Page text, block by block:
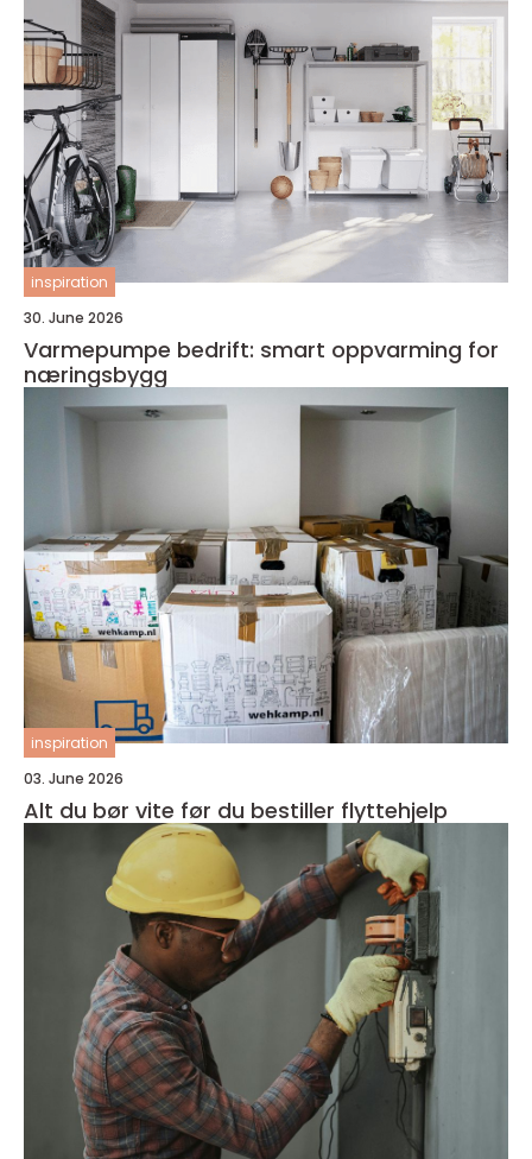
inspiration
30. June 2026
Varmepumpe bedrift: smart oppvarming for
næringsbygg
inspiration
03. June 2026
Alt du bør vite før du bestiller flyttehjelp